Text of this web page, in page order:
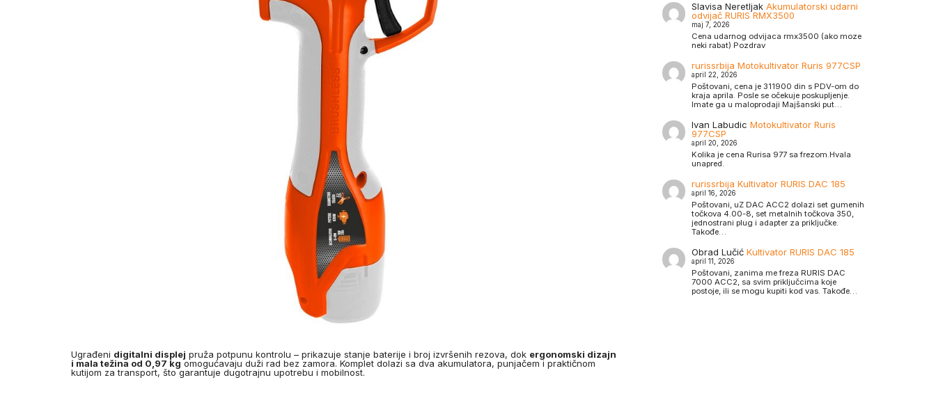
Ugrađeni digitalni displej pruža potpunu kontrolu – prikazuje stanje baterije i broj izvršenih rezova, dok ergonomski dizajn
i mala težina od 0,97 kg omogućavaju duži rad bez zamora. Komplet dolazi sa dva akumulatora, punjačem i praktičnom
kutijom za transport, što garantuje dugotrajnu upotrebu i mobilnost.
Slavisa Neretljak Akumulatorski udarni
odvijač RURIS RMX3500
maj 7, 2026
Cena udarnog odvijaca rmx3500 (ako moze
neki rabat) Pozdrav
rurissrbija Motokultivator Ruris 977CSP
april 22, 2026
Poštovani, cena je 311900 din s PDV-om do
kraja aprila. Posle se očekuje poskupljenje.
Imate ga u maloprodaji Majšanski put…
Ivan Labudic Motokultivator Ruris
977CSP
april 20, 2026
Kolika je cena Rurisa 977 sa frezom.Hvala
unapred.
rurissrbija Kultivator RURIS DAC 185
april 16, 2026
Poštovani, uZ DAC ACC2 dolazi set gumenih
točkova 4.00-8, set metalnih točkova 350,
jednostrani plug i adapter za priključke.
Takođe…
Obrad Lučić Kultivator RURIS DAC 185
april 11, 2026
Poštovani, zanima me freza RURIS DAC
7000 ACC2, sa svim priključcima koje
postoje, ili se mogu kupiti kod vas. Takođe…